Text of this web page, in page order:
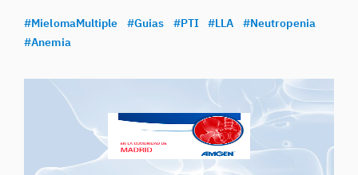
#MielomaMultiple #Guias #PTI #LLA
#Neutropenia
#Anemia